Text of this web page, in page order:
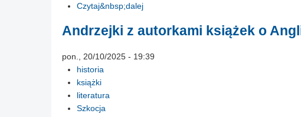
Czytaj&nbsp;dalej
Andrzejki z autorkami książek o
pon., 20/10/2025 - 19:39
historia
książki
literatura
Szkocja